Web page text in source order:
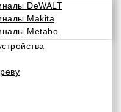
DeWALT
Makita
Metabo